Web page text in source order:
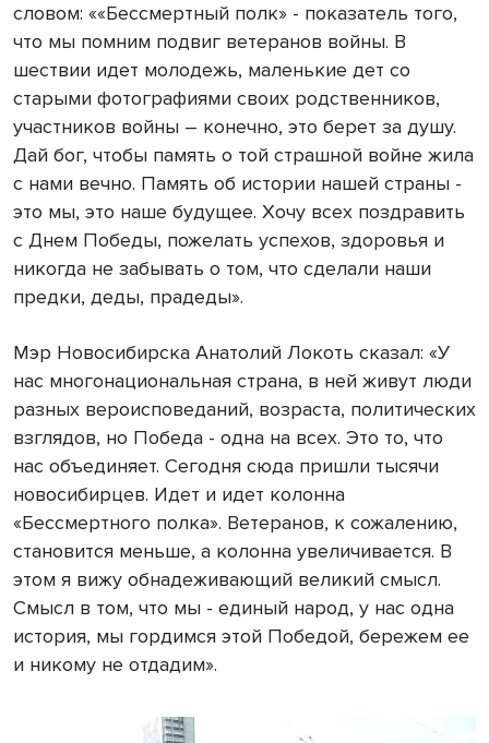
словом: ««Бессмертный полк» - показатель того,
что мы помним подвиг ветеранов войны. В
шествии идет молодежь, маленькие дет со
старыми фотографиями своих родственников,
участников войны – конечно, это берет за душу.
Дай бог, чтобы память о той страшной войне жила
с нами вечно. Память об истории нашей страны -
это мы, это наше будущее. Хочу всех поздравить
с Днем Победы, пожелать успехов, здоровья и
никогда не забывать о том, что сделали наши
предки, деды, прадеды».
Мэр Новосибирска Анатолий Локоть сказал: «У
нас многонациональная страна, в ней живут люди
разных вероисповеданий, возраста, политических
взглядов, но Победа - одна на всех. Это то, что
нас объединяет. Сегодня сюда пришли тысячи
новосибирцев. Идет и идет колонна
«Бессмертного полка». Ветеранов, к сожалению,
становится меньше, а колонна увеличивается. В
этом я вижу обнадеживающий великий смысл.
Смысл в том, что мы - единый народ, у нас одна
история, мы гордимся этой Победой, бережем ее
и никому не отдадим».